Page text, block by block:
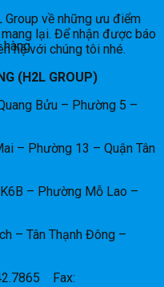
Group về những ưu điểm
lại. Để nhận được báo
hệ với chúng tôi nhé.
(H2L GROUP)
Bửu – Phường 5 –
– Phường 13 – Quận Tân
– Phường Mỗ Lao –
– Tân Thạnh Đông –
Fax: